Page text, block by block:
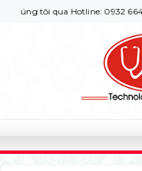
tôi qua Hotline: 0932 664422